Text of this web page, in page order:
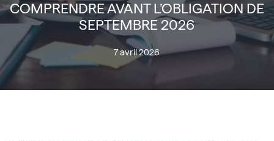
COMPRENDRE AVANT L’OBLIGATION DE
SEPTEMBRE 2026
7 avril 2026